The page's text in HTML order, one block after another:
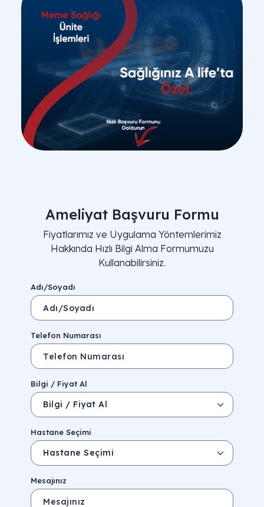
Ameliyat Başvuru Formu
Fiyatlarımız ve Uygulama Yöntemlerimiz
Hakkında Hızlı Bilgi Alma Formumuzu
Kullanabilirsiniz.
Adı/Soyadı
Telefon Numarası
Bilgi / Fiyat Al
Hastane Seçimi
Mesajınız